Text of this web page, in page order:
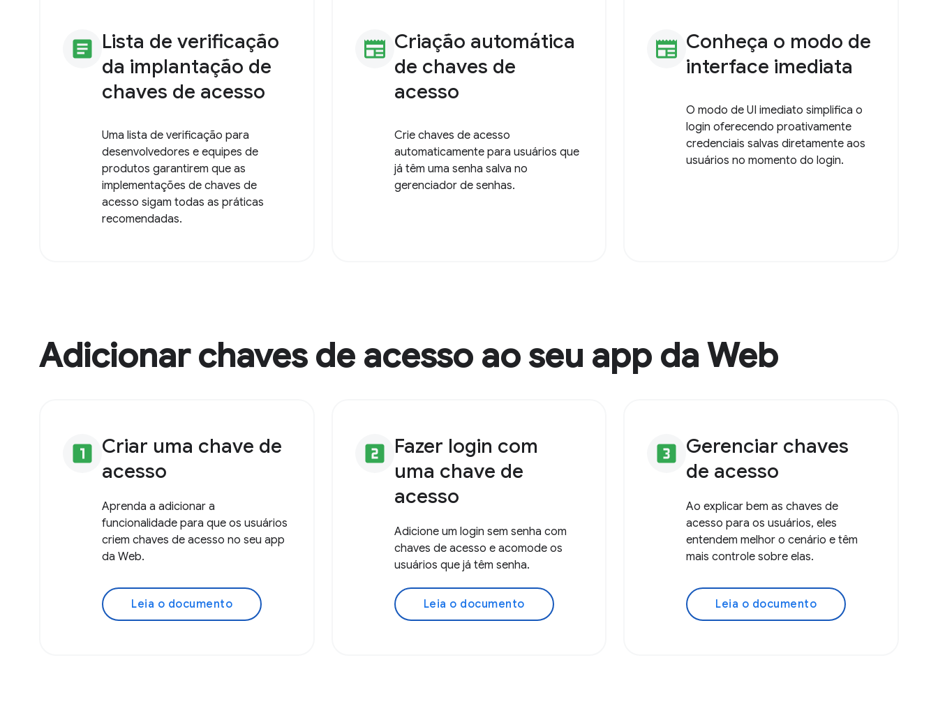
article Lista de verificação
da implantação de
chaves de acesso
Uma lista de verificação para
desenvolvedores e equipes de
produtos garantirem que as
implementações de chaves de
acesso sigam todas as práticas
recomendadas.
newspaper Criação automática
de chaves de
acesso
Crie chaves de acesso
automaticamente para usuários que
já têm uma senha salva no
gerenciador de senhas.
newspaper Conheça o modo de
interface imediata
O modo de UI imediato simplifica o
login oferecendo proativamente
credenciais salvas diretamente aos
usuários no momento do login.
Adicionar chaves de acesso ao seu app da Web
looks_one Criar uma chave de
acesso
Aprenda a adicionar a
funcionalidade para que os usuários
criem chaves de acesso no seu app
da Web.
Leia o documento
looks_two Fazer login com
uma chave de
acesso
Adicione um login sem senha com
chaves de acesso e acomode os
usuários que já têm senha.
Leia o documento
looks_3 Gerenciar chaves
de acesso
Ao explicar bem as chaves de
acesso para os usuários, eles
entendem melhor o cenário e têm
mais controle sobre elas.
Leia o documento